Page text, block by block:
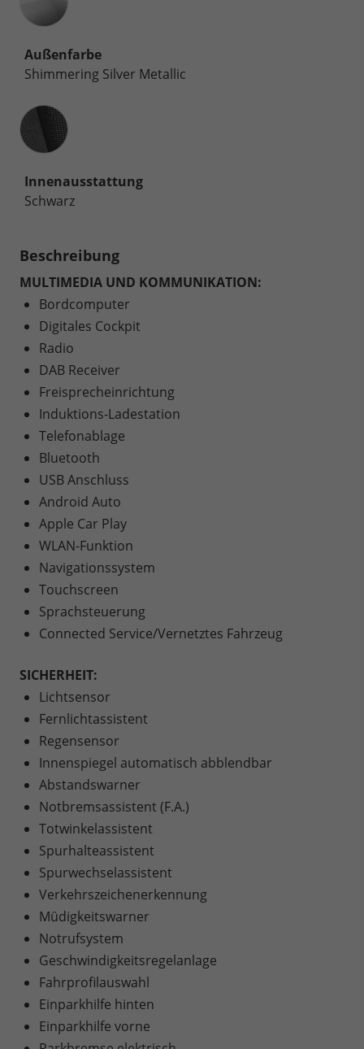
Außenfarbe
Shimmering Silver Metallic
Innenausstattung
Innenausstattung
Schwarz
Beschreibung
MULTIMEDIA UND KOMMUNIKATION:
Bordcomputer
Digitales Cockpit
Radio
DAB Receiver
Freisprecheinrichtung
Induktions-Ladestation
Telefonablage
Bluetooth
USB Anschluss
Android Auto
Apple Car Play
WLAN-Funktion
Navigationssystem
Touchscreen
Sprachsteuerung
Connected Service/Vernetztes Fahrzeug
SICHERHEIT:
Lichtsensor
Fernlichtassistent
Regensensor
Innenspiegel automatisch abblendbar
Abstandswarner
Notbremsassistent (F.A.)
Totwinkelassistent
Spurhalteassistent
Spurwechselassistent
Verkehrszeichenerkennung
Müdigkeitswarner
Notrufsystem
Geschwindigkeitsregelanlage
Fahrprofilauswahl
Einparkhilfe hinten
Einparkhilfe vorne